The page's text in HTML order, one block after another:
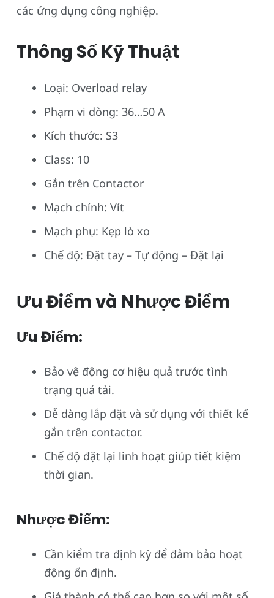
các ứng dụng công nghiệp.
Thông Số Kỹ Thuật
Loại: Overload relay
Phạm vi dòng: 36…50 A
Kích thước: S3
Class: 10
Gắn trên Contactor
Mạch chính: Vít
Mạch phụ: Kẹp lò xo
Chế độ: Đặt tay – Tự động – Đặt lại
Ưu Điểm và Nhược Điểm
Ưu Điểm:
Bảo vệ động cơ hiệu quả trước tình
trạng quá tải.
Dễ dàng lắp đặt và sử dụng với thiết kế
gắn trên contactor.
Chế độ đặt lại linh hoạt giúp tiết kiệm
thời gian.
Nhược Điểm:
Cần kiểm tra định kỳ để đảm bảo hoạt
động ổn định.